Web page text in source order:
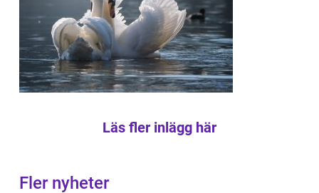
Läs fler inlägg här
Fler nyheter